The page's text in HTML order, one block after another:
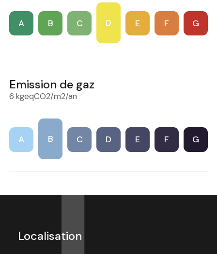
A B C D E F G
Emission de gaz
6 kgeqCO2/m2/an
A B C D E F G
Localisation